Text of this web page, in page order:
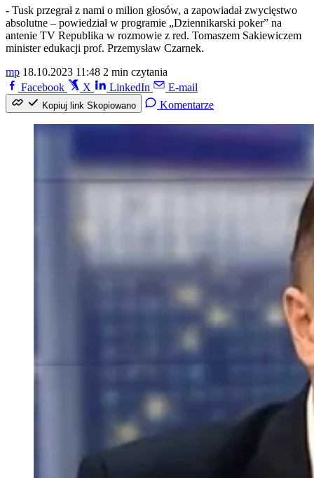
- Tusk przegrał z nami o milion głosów, a zapowiadał zwycięstwo
absolutne – powiedział w programie „Dziennikarski poker” na
antenie TV Republika w rozmowie z red. Tomaszem Sakiewiczem
minister edukacji prof. Przemysław Czarnek.
mp 18.10.2023 11:48 2 min czytania
Facebook
X LinkedIn E-mail
Kopiuj link Skopiowano Komentarze